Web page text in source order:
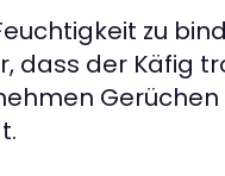
zu
dass der Käfig
Gerüchen